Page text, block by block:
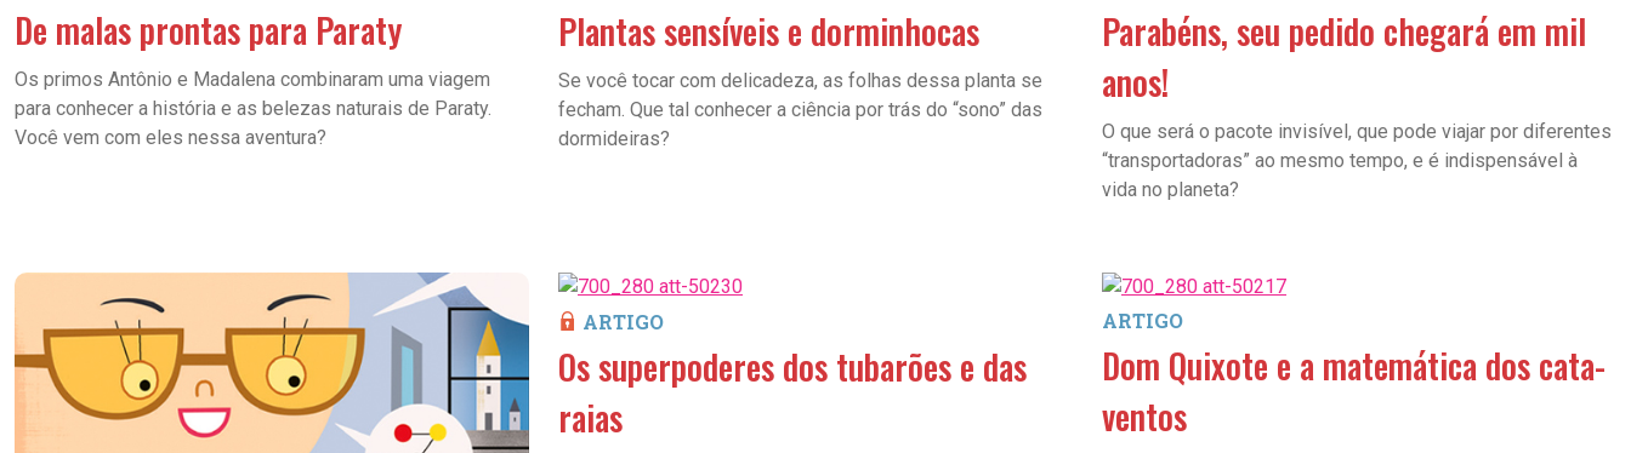
De malas prontas para Paraty
Os primos Antônio e Madalena combinaram uma viagem
para conhecer a história e as belezas naturais de Paraty.
Você vem com eles nessa aventura?
Plantas sensíveis e dorminhocas
Se você tocar com delicadeza, as folhas dessa planta se
fecham. Que tal conhecer a ciência por trás do “sono” das
dormideiras?
Parabéns, seu pedido chegará em mil
anos!
O que será o pacote invisível, que pode viajar por diferentes
“transportadoras” ao mesmo tempo, e é indispensável à
vida no planeta?
ARTIGO
Os superpoderes dos tubarões e das
raias
ARTIGO
Dom Quixote e a matemática dos cata-
ventos